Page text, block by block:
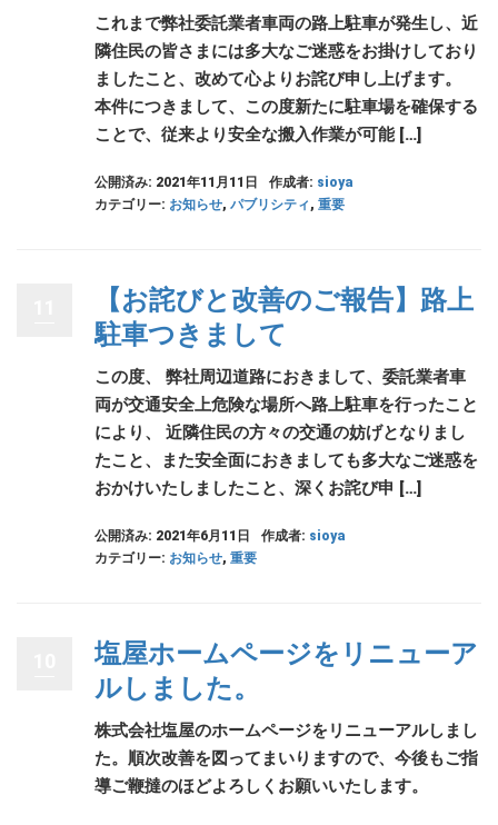
これまで弊社委託業者車両の路上駐車が発生し、近
隣住民の皆さまには多大なご迷惑をお掛けしており
ましたこと、改めて心よりお詫び申し上げます。
本件につきまして、この度新たに駐車場を確保する
ことで、従来より安全な搬入作業が可能 […]
公開済み: 2021年11月11日 作成者: sioya
カテゴリー: お知らせ, パブリシティ , 重要
【お詫びと改善のご報告】路上
駐車つきまして
この度、 弊社周辺道路におきまして、委託業者車
両が交通安全上危険な場所へ路上駐車を行ったこと
により、 近隣住民の方々の交通の妨げとなりまし
たこと、また安全面におきましても多大なご迷惑を
おかけいたしましたこと、深くお詫び申 […]
公開済み: 2021年6月11日 作成者: sioya
カテゴリー: お知らせ, 重要
塩屋ホームページをリニューア
ルしました。
株式会社塩屋のホームページをリニューアルしまし
た。順次改善を図ってまいりますので、今後もご指
導ご鞭撻のほどよろしくお願いいたします。